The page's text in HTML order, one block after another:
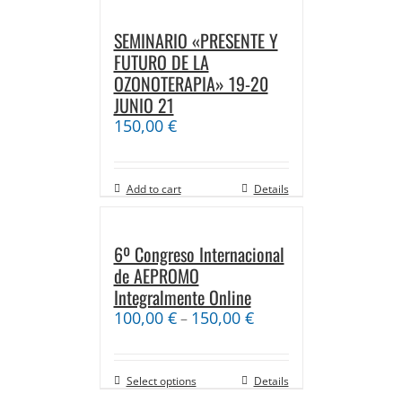
SEMINARIO «PRESENTE Y
FUTURO DE LA
OZONOTERAPIA» 19-20
JUNIO 21
150,00 €
Add to cart Details
6º Congreso Internacional
de AEPROMO
Integralmente Online
100,00 €– 150,00 €
Select options Details